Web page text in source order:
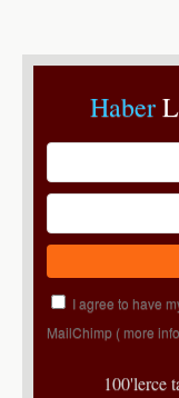
Haber
I agree to have
MailChimp ( more
100'lerce